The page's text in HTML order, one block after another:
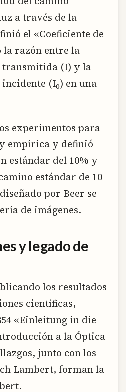
a través de la
el «Coeficiente de
la razón entre la
transmitida (I) y la
incidente (I0) en una
experimentos para
empírica y definió
estándar del 10% y
estándar de 10
por Beer se
de imágenes.
y legado de
los resultados
científicas,
«Einleitung in die
a la Óptica
junto con los
Lambert, forman la